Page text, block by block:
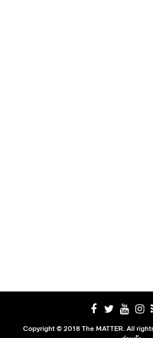
Copyright © 2018 The MATTER. All